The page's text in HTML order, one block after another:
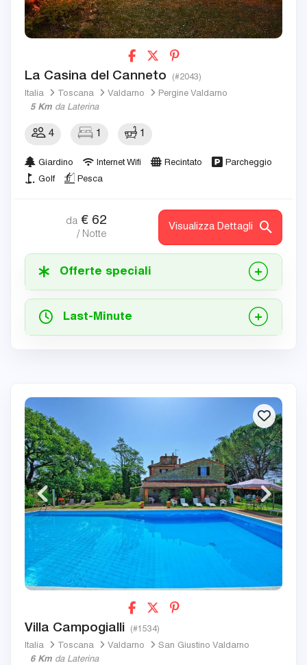
La Casina del Canneto (#2043)
Italia Toscana Valdarno
Pergine Valdarno
5 Km da Laterina
4 1 1
Giardino Internet Wifi Recintato
Parcheggio
Golf
Pesca
da € 62
/ Notte
Visualizza Dettagli
Offerte speciali
Last-Minute
Villa Campogialli (#1534)
Italia Toscana Valdarno
San Giustino Valdarno
6 Km da Laterina